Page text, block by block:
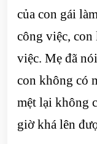
của con gái
công việc, con
việc. Mẹ đã
con không có
mệt lại không
giờ khá lên